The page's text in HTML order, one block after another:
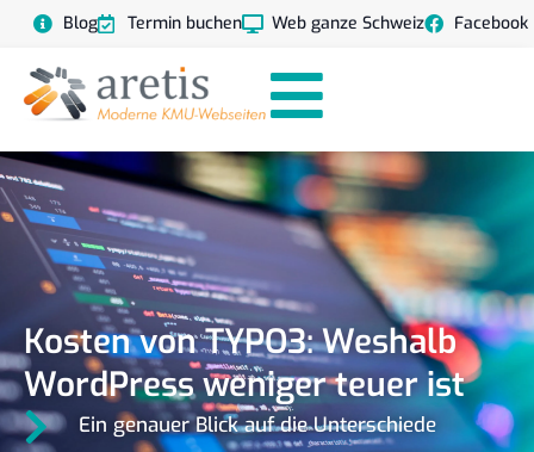
Blog Termin buchen Web ganze Schweiz Facebook
Kosten von TYPO3: Weshalb
WordPress weniger teuer ist
Ein genauer Blick auf die Unterschiede